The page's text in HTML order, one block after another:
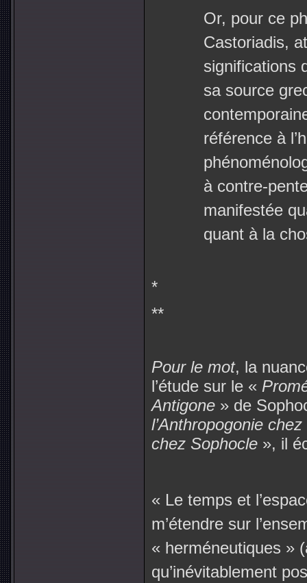
Or, pour ce
Castoriadis,
significations
sa source
référence à
à contre-
manifestée
quant à la
*
**
Pour le mot, la
l’étude sur le «
Antigone » de
l’Anthropogonie
chez Sophocle », il
« Le temps et
m’étendre sur
« herméneutiques »
qu’inévitablement